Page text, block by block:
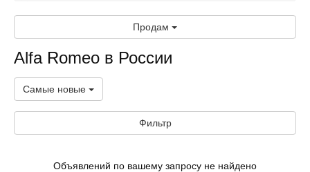
Продам
Alfa Romeo в России
Самые новые
Фильтр
Объявлений по вашему запросу не найдено